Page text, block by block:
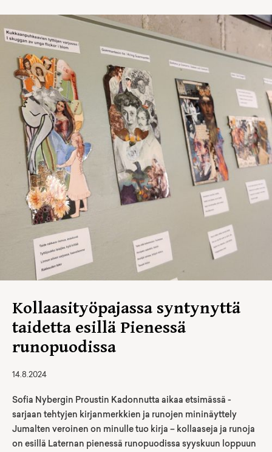
Kollaasityöpajassa syntynyttä
taidetta esillä Pienessä
runopuodissa
14.8.2024
Sofia Nybergin Proustin Kadonnutta aikaa etsimässä -
sarjaan tehtyjen kirjanmerkkien ja runojen mininäyttely
Jumalten veroinen on minulle tuo kirja – kollaaseja ja runoja
on esillä Laternan pienessä runopuodissa syyskuun loppuun